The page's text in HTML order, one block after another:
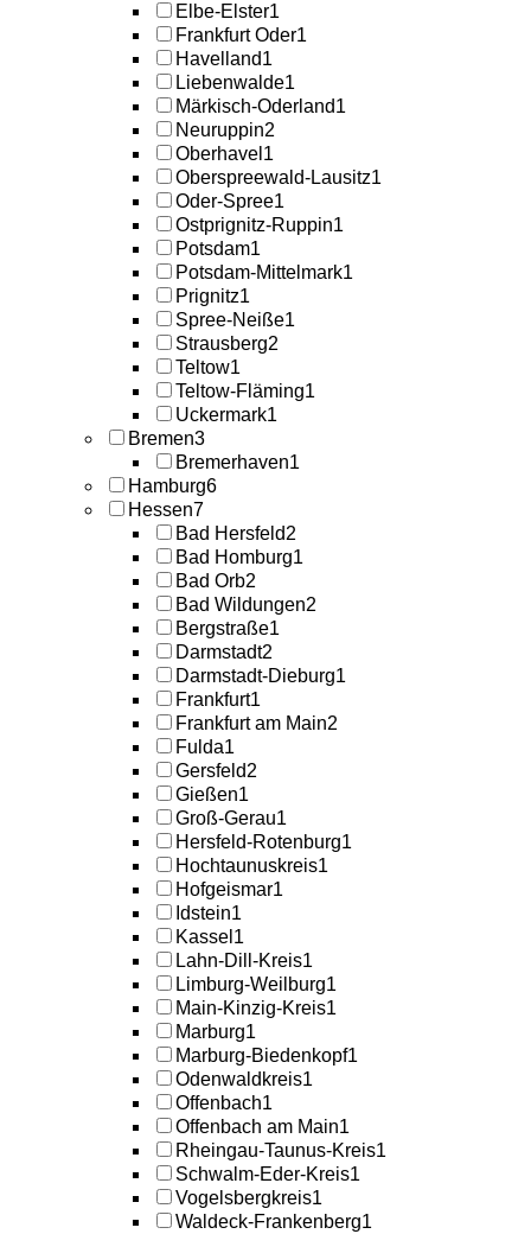
Elbe-Elster1
Frankfurt Oder1
Havelland1
Liebenwalde1
Märkisch-Oderland1
Neuruppin2
Oberhavel 1
Oberspreewald-Lausitz1
Oder-Spree1
Ostprignitz-Ruppin1
Potsdam1
Potsdam-Mittelmark1
Prignitz1
Spree-Neiße1
Strausberg2
Teltow1
Teltow-Fläming1
Uckermark1
Bremen3
Bremerhaven1
Hamburg6
Hessen7
Bad Hersfeld2
Bad Homburg1
Bad Orb2
Bad Wildungen2
Bergstraße1
Darmstadt2
Darmstadt-Dieburg1
Frankfurt1
Frankfurt am Main2
Fulda1
Gersfeld2
Gießen1
Groß-Gerau1
Hersfeld-Rotenburg1
Hochtaunuskreis1
Hofgeismar1
Idstein1
Kassel 1
Lahn-Dill-Kreis1
Limburg-Weilburg1
Main-Kinzig-Kreis1
Marburg1
Marburg-Biedenkopf1
Odenwaldkreis1
Offenbach1
Offenbach am Main1
Rheingau-Taunus-Kreis1
Schwalm-Eder-Kreis1
Vogelsbergkreis1
Waldeck-Frankenberg1